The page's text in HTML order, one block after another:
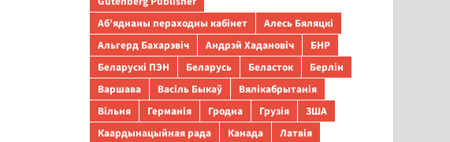
Аб’яднаны пераходны кабінет
Алесь Бяляцкі
Альгерд Бахарэвіч
Андрэй Хадановіч
БНР
Беларускі ПЭН
Беларусь Беласток
Берлін
Варшава
Васіль Быкаў
Вялікабрытанія
Вільня
Германія Гродна Грузія
ЗША
Каардынацыйная рада
Канада
Латвія